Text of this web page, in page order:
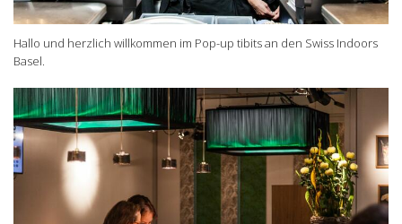
Hallo und herzlich willkommen im Pop-up tibits an den Swiss Indoors
Basel.